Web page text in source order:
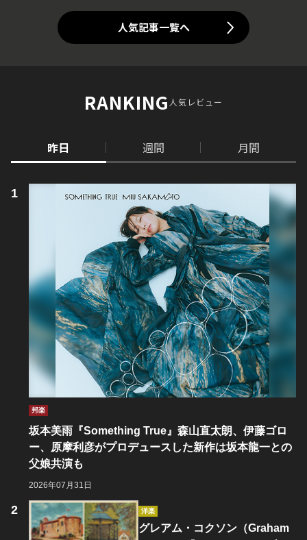
人気記事一覧へ
RANKING人気レビュー
昨日 週間 月間
邦楽
坂本美雨『Something True』森山直太朗、伊藤ゴロ
ー、原摩利彦がプロデュースした新作は坂本龍一との
父娘共演も
2026年07月31日
洋楽
グレアム・コクソン（Graham